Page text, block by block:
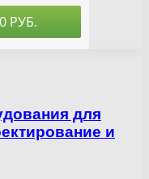
для
и